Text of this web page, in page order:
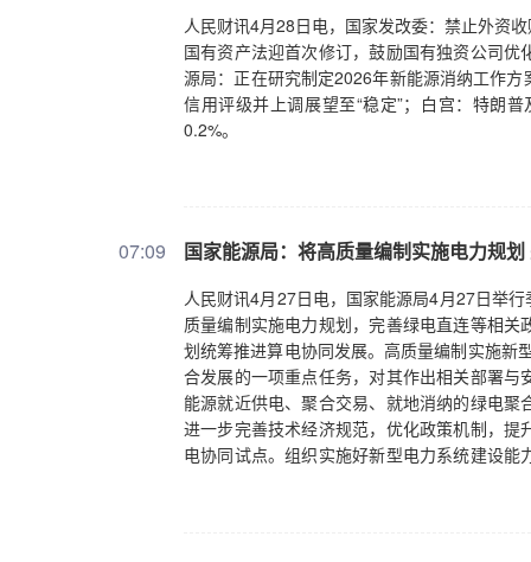
人民财讯4月28日电，国家发改委：禁止外资
国有资产法迎首次修订，鼓励国有独资公司
源局：正在研究制定2026年新能源消纳工作
信用评级并上调展望至“稳定”；白宫：特朗
0.2%。
07:09 国家能源局：将高质量编制实施电力规
人民财讯4月27日电，国家能源局4月27日举
质量编制实施电力规划，完善绿电直连等相
划统筹推进算电协同发展。高质量编制实施新
合发展的一项重点任务，对其作出相关部署
能源就近供电、聚合交易、就地消纳的绿电
进一步完善技术经济规范，优化政策机制，
电协同试点。组织实施好新型电力系统建设